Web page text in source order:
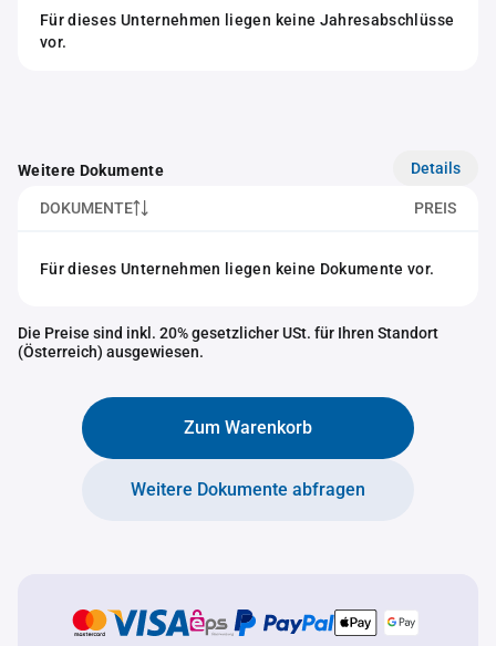
Für dieses Unternehmen liegen keine Jahresabschlüsse
vor.
Weitere Dokumente Details
DOKUMENTE PREIS
Für dieses Unternehmen liegen keine Dokumente vor.
Die Preise sind inkl. 20% gesetzlicher USt. für Ihren Standort
(Österreich) ausgewiesen.
Zum Warenkorb
Weitere Dokumente abfragen